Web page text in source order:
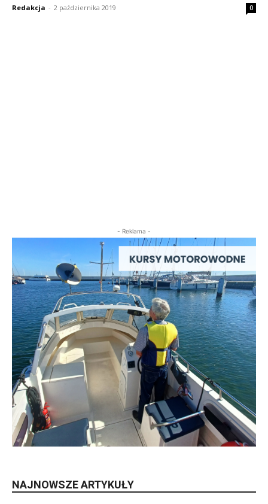
Redakcja - 2 października 2019 0
- Reklama -
NAJNOWSZE ARTYKUŁY